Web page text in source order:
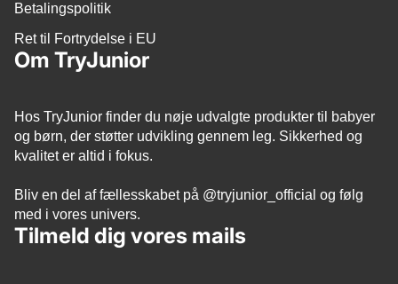
Betalingspolitik
Ret til Fortrydelse i EU
Om TryJunior
Hos TryJunior finder du nøje udvalgte produkter til babyer
og børn, der støtter udvikling gennem leg. Sikkerhed og
kvalitet er altid i fokus.
Bliv en del af fællesskabet på @tryjunior_official og følg
med i vores univers.
Tilmeld dig vores mails